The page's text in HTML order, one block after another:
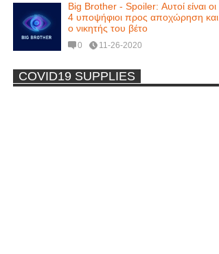
Big Brother - Spoiler: Αυτοί είναι οι
4 υποψήφιοι προς αποχώρηση και
ο νικητής του βέτο
0 11-26-2020
Η Εύα Λάσκαρη Γυμνή Στο
-
COVID19 SUPPLIES